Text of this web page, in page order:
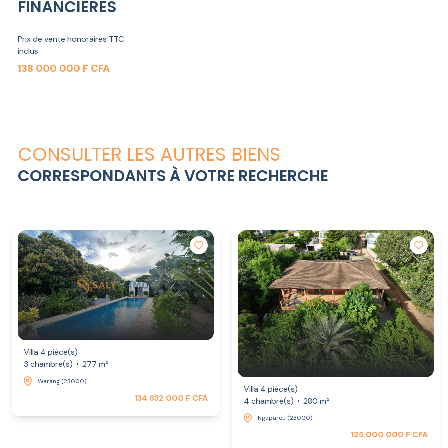
FINANCIÈRES
Prix de vente honoraires TTC
inclus
138 000 000 F CFA
CONSULTER LES AUTRES BIENS
CORRESPONDANTS À VOTRE RECHERCHE
Villa 4 pièce(s)
3 chambre(s)
277 m²
Warang (23000)
134 632 000 F CFA
Villa 4 pièce(s)
4 chambre(s)
280 m²
Ngaparou (23000)
125 000 000 F CFA